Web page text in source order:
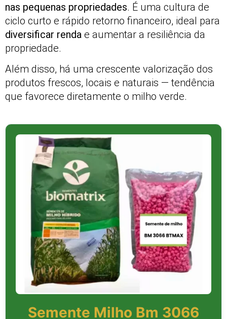
nas pequenas propriedades. É uma cultura de
ciclo curto e rápido retorno financeiro, ideal para
diversificar renda e aumentar a resiliência da
propriedade.
Além disso, há uma crescente valorização dos
produtos frescos, locais e naturais — tendência
que favorece diretamente o milho verde.
Semente Milho Bm 3066